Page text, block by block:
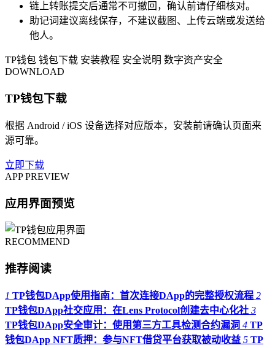
链上转账提交后通常不可撤回，确认前请仔细核对。
助记词建议离线保存，不建议截图、上传云端或发送给
他人。
TP钱包 钱包下载 安装教程 安全说明 数字资产安全
DOWNLOAD
TP钱包下载
根据 Android / iOS 设备选择对应版本，安装前请确认页面来
源可靠。
立即下载
APP PREVIEW
应用界面预览
RECOMMEND
推荐阅读
1 TP钱包DApp使用指南：首次连接DApp的完整授权流程 2
TP钱包DApp社交应用：在Lens Protocol创建去中心化社 3
TP钱包DApp安全审计：使用第三方工具检测合约漏洞 4 TP
钱包DApp NFT质押：参与NFT借贷平台获取被动收益 5 TP